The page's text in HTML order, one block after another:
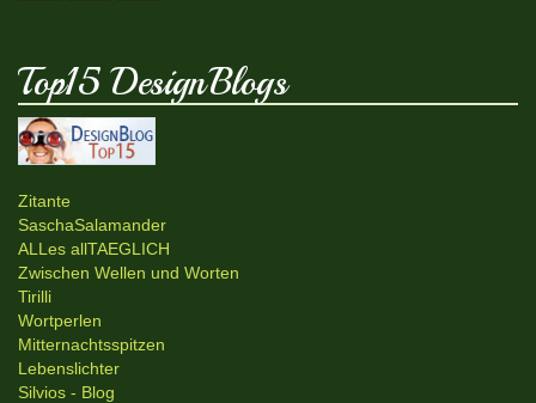
Top15 DesignBlogs
Zitante
SaschaSalamander
ALLes allTAEGLICH
Zwischen Wellen und Worten
Tirilli
Wortperlen
Mitternachtsspitzen
Lebenslichter
Silvios - Blog